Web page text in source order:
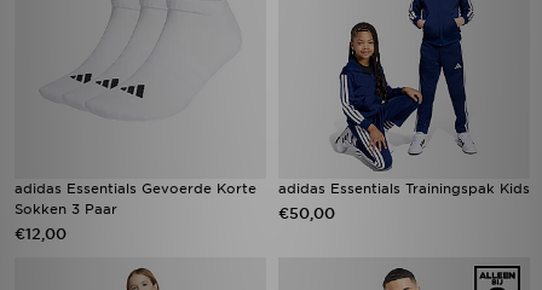
adidas Essentials Gevoerde Korte
Sokken 3 Paar
€12,00
adidas Essentials Trainingspak Kids
€50,00